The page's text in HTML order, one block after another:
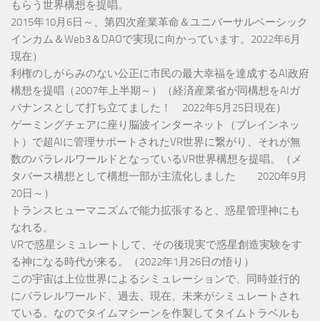
もらう世界構想を提唱。
2015年10月6日～、第四次産業革命＆ユニバーサルベーシック
インカム＆Web3＆DAOで実現に向かっています。2022年6月
現在）
利権のしがらみのない公正に市民の最大幸福を達成するAI政府
構想を提唱（2007年上半期～）（経済産業省が同構想をAIガ
バナンスとして打ち立てました！ 2022年5月25日現在）
ゲーミングチェアに座り脳波インターネット（ブレインネッ
ト）で超AIに管理サポートされたVR世界に繋がり、それが無
数のパラレルワールドとなっているVR世界構想を提唱。（メ
タバース構想として構想一部が主流化しました 2020年9月
20日～）
トランスヒューマニズムで能力拡張すると、惑星管理神にも
なれる。
VRで惑星シミュレートして、その後現実で惑星創造実験をす
る神になる時代が来る。（2022年1月26日の悟り）
この宇宙は上位世界によるシミュレーションで、同時並行的
にパラレルワールド、過去、現在、未来がシミュレートされ
ている。なのでタイムマシーンを作製してタイムトラベルも